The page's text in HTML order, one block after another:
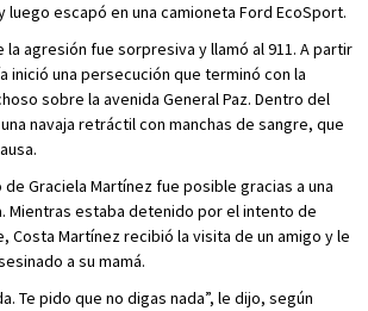
luego escapó en una camioneta Ford EcoSport.
agresión fue sorpresiva y llamó al 911. A partir
inició una persecución que terminó con la
sobre la avenida General Paz. Dentro del
navaja retráctil con manchas de sangre, que
Graciela Martínez fue posible gracias a una
Mientras estaba detenido por el intento de
Costa Martínez recibió la visita de un amigo y le
a su mamá.
Te pido que no digas nada”, le dijo, según